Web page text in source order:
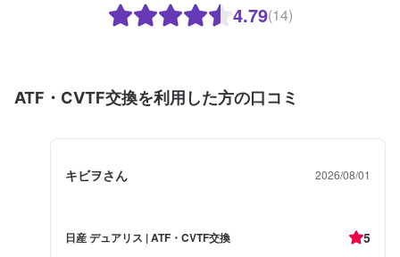
4.79(14)
ATF・CVTF交換を利用した方の口コミ
キビヲさん 2026/08/01
日産 デュアリス | ATF・CVTF交換 5